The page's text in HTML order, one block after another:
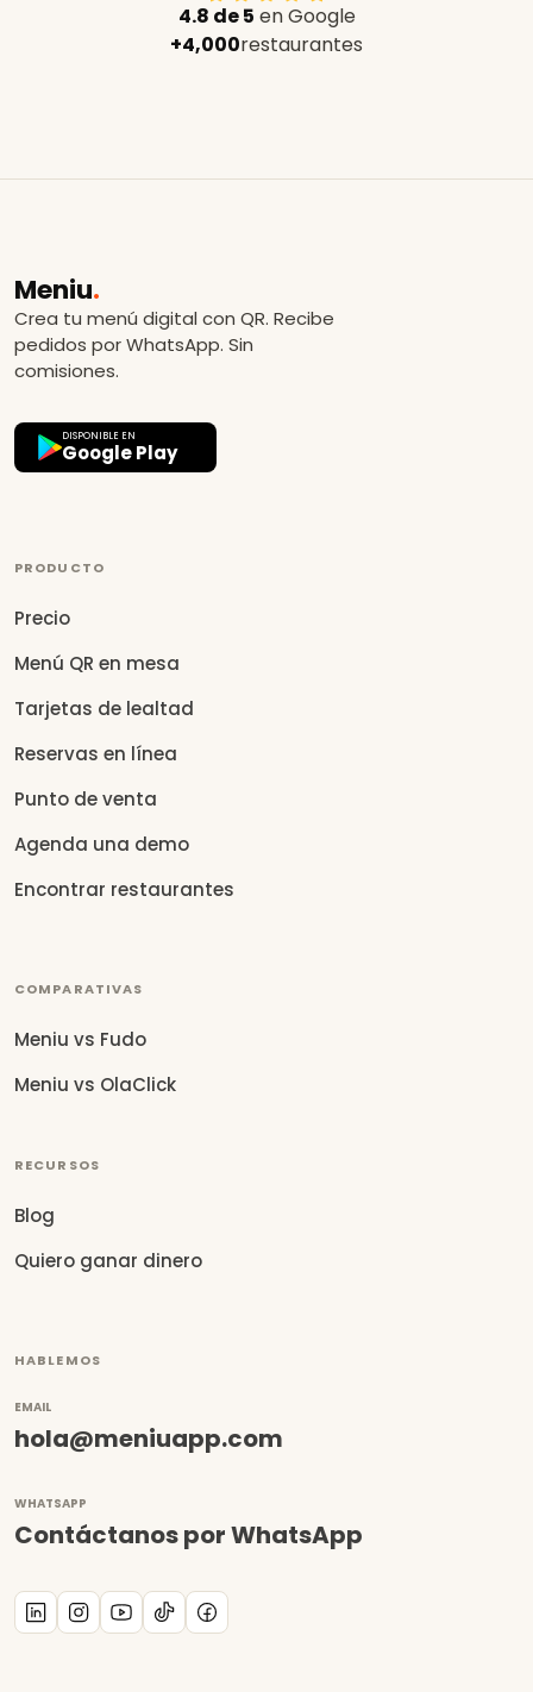
4.8 de 5 en Google
+4,000restaurantes
Meniu.
Crea tu menú digital con QR. Recibe
pedidos por WhatsApp. Sin
comisiones.
DISPONIBLE EN
Google Play
PRODUCTO
Precio
Menú QR en mesa
Tarjetas de lealtad
Reservas en línea
Punto de venta
Agenda una demo
Encontrar restaurantes
COMPARATIVAS
Meniu vs Fudo
Meniu vs OlaClick
RECURSOS
Blog
Quiero ganar dinero
HABLEMOS
EMAIL
hola@meniuapp.com
WHATSAPP
Contáctanos por WhatsApp